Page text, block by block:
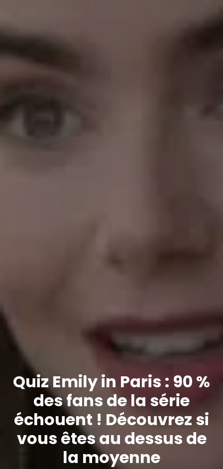
Quiz Emily in Paris : 90 %
des fans de la série
échouent ! Découvrez si
vous êtes au dessus de
la moyenne